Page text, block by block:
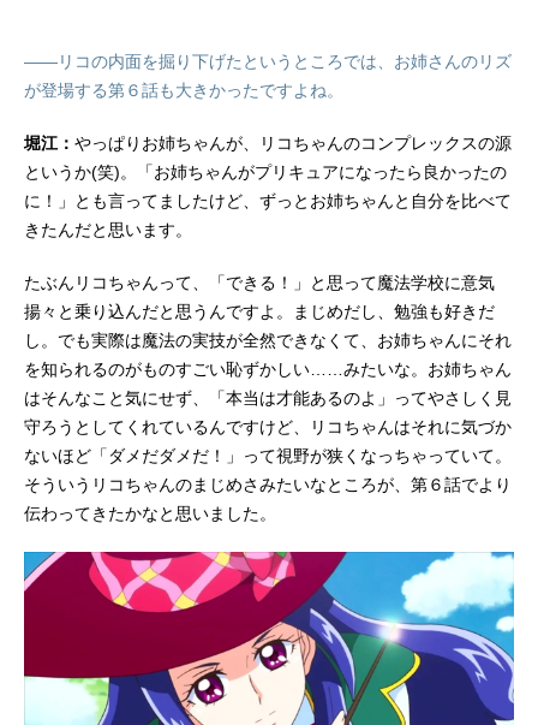
――リコの内面を掘り下げたというところでは、お姉さんのリズ
が登場する第６話も大きかったですよね。
堀江： やっぱりお姉ちゃんが、リコちゃんのコンプレックスの源
というか(笑)。「お姉ちゃんがプリキュアになったら良かったの
に！」とも言ってましたけど、ずっとお姉ちゃんと自分を比べて
きたんだと思います。
たぶんリコちゃんって、「できる！」と思って魔法学校に意気
揚々と乗り込んだと思うんですよ。まじめだし、勉強も好きだ
し。でも実際は魔法の実技が全然できなくて、お姉ちゃんにそれ
を知られるのがものすごい恥ずかしい……みたいな。お姉ちゃん
はそんなこと気にせず、「本当は才能あるのよ」ってやさしく見
守ろうとしてくれているんですけど、リコちゃんはそれに気づか
ないほど「ダメだダメだ！」って視野が狭くなっちゃっていて。
そういうリコちゃんのまじめさみたいなところが、第６話でより
伝わってきたかなと思いました。